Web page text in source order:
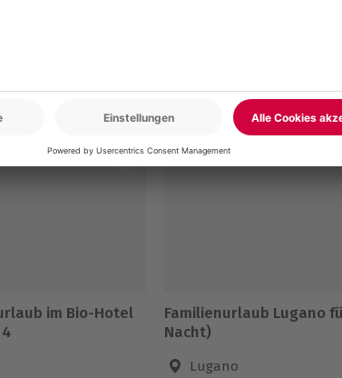
im Bio-Hotel
-15% CLUB DEAL
Familienurlaub Lugano
Nacht)
Lugano